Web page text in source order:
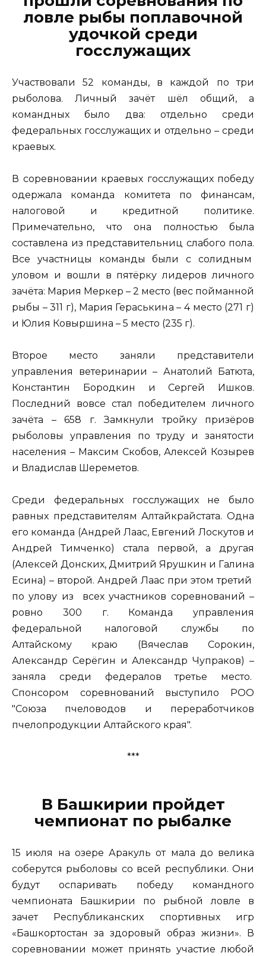
ловле рыбы поплавочной
удочкой среди
госслужащих
Участвовали 52 команды, в каждой по три
рыболова. Личный зачёт шёл общий, а
командных было два: отдельно среди
федеральных госслужащих и отдельно – среди
краевых.
В соревновании краевых госслужащих победу
одержала команда комитета по финансам,
налоговой и кредитной политике.
Примечательно, что она полностью была
составлена из представительниц слабого пола.
Все участницы команды были с солидным
уловом и вошли в пятёрку лидеров личного
зачёта: Мария Меркер – 2 место (вес пойманной
рыбы – 311 г), Мария Гераськина – 4 место (271 г)
и Юлия Ковыршина – 5 место (235 г).
Второе место заняли представители
управления ветеринарии – Анатолий Батюта,
Константин Бородкин и Сергей Ишков.
Последний вовсе стал победителем личного
зачёта – 658 г. Замкнули тройку призёров
рыболовы управления по труду и занятости
населения – Максим Скобов, Алексей Козырев
и Владислав Шереметов.
Среди федеральных госслужащих не было
равных представителям Алтайкрайстата. Одна
его команда (Андрей Лаас, Евгений Лоскутов и
Андрей Тимченко) стала первой, а другая
(Алексей Донских, Дмитрий Ярушкин и Галина
Есина) – второй. Андрей Лаас при этом третий
по улову из всех участников соревнований –
ровно 300 г. Команда управления
федеральной налоговой службы по
Алтайскому краю (Вячеслав Сорокин,
Александр Серёгин и Александр Чупраков) –
заняла среди федералов третье место.
Спонсором соревнований выступило РОО
"Союза пчеловодов и переработчиков
пчелопродукции Алтайского края".
***
В Башкирии пройдет
чемпионат по рыбалке
15 июля на озере Аракуль от мала до велика
соберутся рыболовы со всей республики. Они
будут оспаривать победу командного
чемпионата Башкирии по рыбной ловле в
зачет Республиканских спортивных игр
«Башкортостан за здоровый образ жизни». В
соревновании может принять участие любой